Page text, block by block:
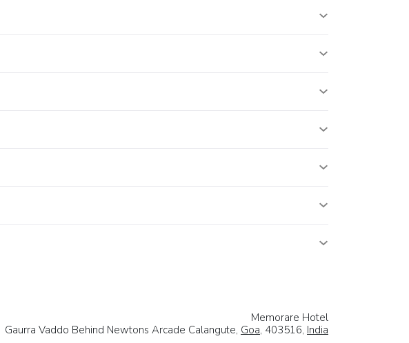
Memorare Hotel
Gaurra Vaddo Behind Newtons Arcade Calangute, Goa, 403516, India